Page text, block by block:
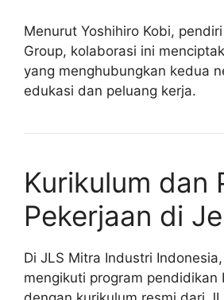
Menurut Yoshihiro Kobi,
Group, kolaborasi ini
yang menghubungkan kedua
edukasi dan peluang kerja.
Kurikulum dan
Pekerjaan di
Di JLS Mitra Industri
mengikuti program pendidikan